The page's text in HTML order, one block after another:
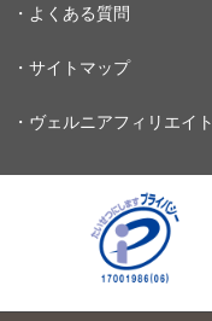
・よくある質問
・サイトマップ
・ヴェルニアフィリエイト